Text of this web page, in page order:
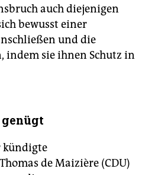
auch diejenigen
bewusst einer
und die
indem sie ihnen Schutz in
genügt
kündigte
de Maizière (CDU)